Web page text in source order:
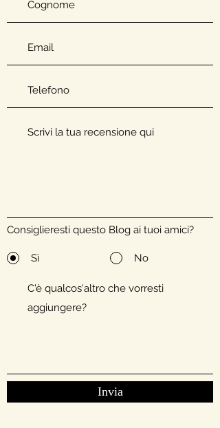
Consiglieresti questo Blog ai tuoi amici?
Sì No
Invia